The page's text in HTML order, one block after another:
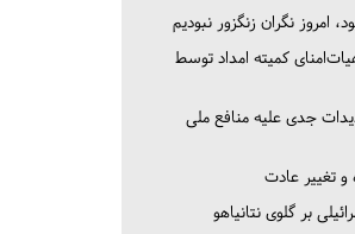
امروز نگران زنگزور نبودیم
کمیته امداد توسط
جدی علیه منافع ملی
و تغییر عادت
بر گلوی نتانیاهو